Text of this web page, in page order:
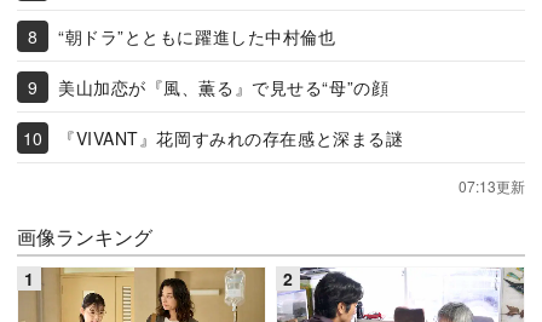
“朝ドラ”とともに躍進した中村倫也
美山加恋が『風、薫る』で見せる“母”の顔
『VIVANT』花岡すみれの存在感と深まる謎
07:13更新
画像ランキング